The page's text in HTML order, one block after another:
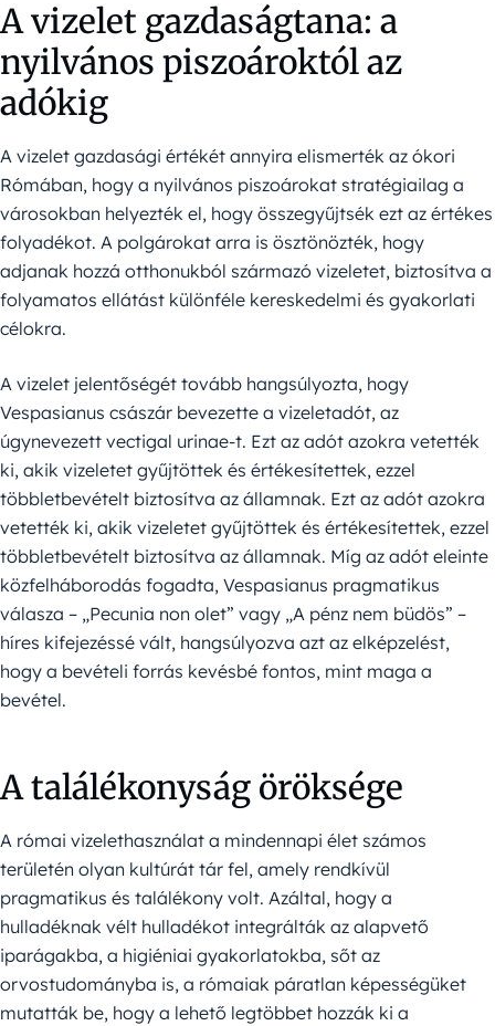
A vizelet gazdaságtana: a
nyilvános piszoároktól az
adókig
A vizelet gazdasági értékét annyira elismerték az ókori
Rómában, hogy a nyilvános piszoárokat stratégiailag a
városokban helyezték el, hogy összegyűjtsék ezt az értékes
folyadékot. A polgárokat arra is ösztönözték, hogy
adjanak hozzá otthonukból származó vizeletet, biztosítva a
folyamatos ellátást különféle kereskedelmi és gyakorlati
célokra.
A vizelet jelentőségét tovább hangsúlyozta, hogy
Vespasianus császár bevezette a vizeletadót, az
úgynevezett vectigal urinae-t. Ezt az adót azokra vetették
ki, akik vizeletet gyűjtöttek és értékesítettek, ezzel
többletbevételt biztosítva az államnak. Ezt az adót azokra
vetették ki, akik vizeletet gyűjtöttek és értékesítettek, ezzel
többletbevételt biztosítva az államnak. Míg az adót eleinte
közfelháborodás fogadta, Vespasianus pragmatikus
válasza – „Pecunia non olet” vagy „A pénz nem büdös” –
híres kifejezéssé vált, hangsúlyozva azt az elképzelést,
hogy a bevételi forrás kevésbé fontos, mint maga a
bevétel.
A találékonyság öröksége
A római vizelethasználat a mindennapi élet számos
területén olyan kultúrát tár fel, amely rendkívül
pragmatikus és találékony volt. Azáltal, hogy a
hulladéknak vélt hulladékot integrálták az alapvető
iparágakba, a higiéniai gyakorlatokba, sőt az
orvostudományba is, a rómaiak páratlan képességüket
mutatták be, hogy a lehető legtöbbet hozzák ki a